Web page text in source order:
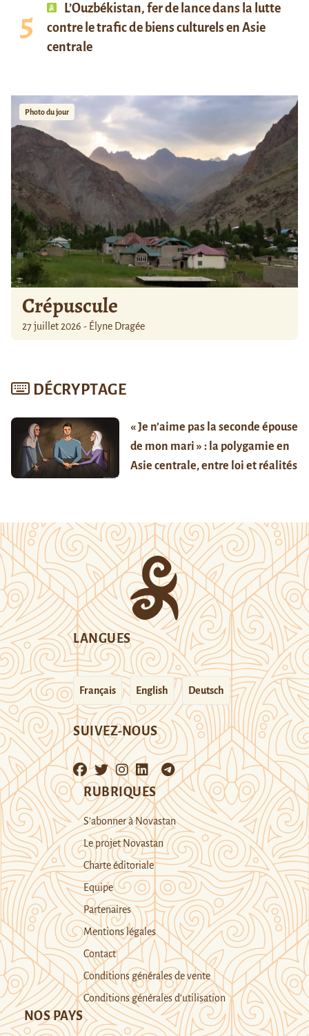
L’Ouzbékistan, fer de lance dans la lutte
contre le trafic de biens culturels en Asie
centrale
Photo du jour
Crépuscule
27 juillet 2026 - Élyne Dragée
DÉCRYPTAGE
« Je n’aime pas la seconde épouse
de mon mari » : la polygamie en
Asie centrale, entre loi et réalités
LANGUES
Français English Deutsch
SUIVEZ-NOUS
RUBRIQUES
S’abonner à Novastan
Le projet Novastan
Charte éditoriale
Equipe
Partenaires
Mentions légales
Contact
Conditions générales de vente
Conditions générales d’utilisation
NOS PAYS